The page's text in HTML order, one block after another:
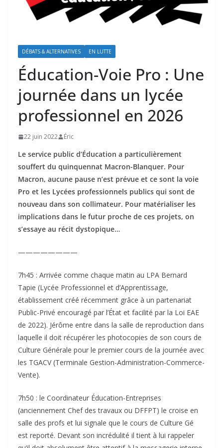
DÉBATS & ALTERNATIVES EN LUTTE
Éducation-Voie Pro : Une
journée dans un lycée
professionnel en 2026
22 juin 2022 Éric
Le service public d’Éducation a particulièrement
souffert du quinquennat Macron-Blanquer. Pour
Macron, aucune pause n’est prévue et ce sont la voie
Pro et les Lycées professionnels publics qui sont de
nouveau dans son collimateur. Pour matérialiser les
implications dans le futur proche de ces projets, on
s’essaye au récit dystopique…
————————
7h45 : Arrivée comme chaque matin au LPA Bernard
Tapie (Lycée Professionnel et d’Apprentissage,
établissement créé récemment grâce à un partenariat
Public-Privé encouragé par l’État et facilité par la Loi EAE
de 2022). Jérôme entre dans la salle de reproduction dans
laquelle il doit récupérer les photocopies de son cours de
Culture Générale pour le premier cours de la journée avec
les TGACV (Terminale Gestion-Administration-Commerce-
Vente).
7h50 : le Coordinateur Éducation-Entreprises
(anciennement Chef des travaux ou DFFPT) le croise en
salle des profs et lui signale que le cours de Culture Gé
est reporté. Devant son incrédulité il tient à lui rappeler